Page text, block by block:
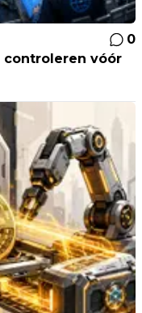
0
controleren vóór